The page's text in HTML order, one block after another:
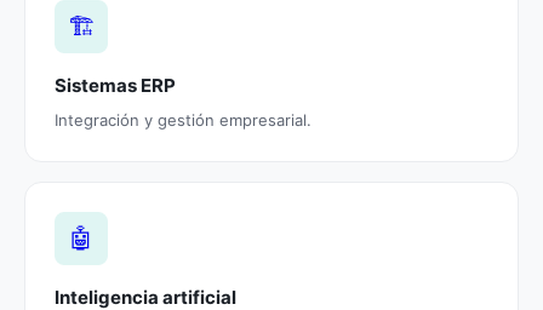
🏗️
Sistemas ERP
Integración y gestión empresarial.
🤖
Inteligencia artificial